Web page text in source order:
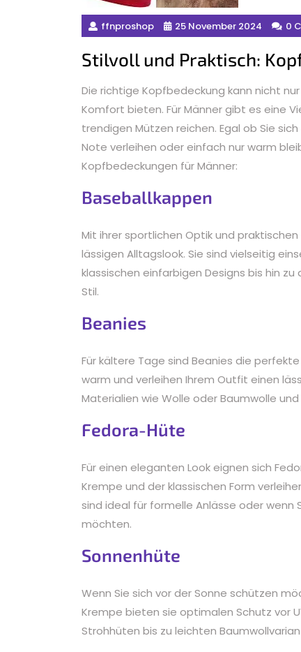
ffnproshop 25 November 2024 0
Stilvoll und Praktisch:
Die richtige Kopfbedeckung kann nicht
Komfort bieten. Für Männer gibt es eine
trendigen Mützen reichen. Egal ob Sie
Note verleihen oder einfach nur warm
Kopfbedeckungen für Männer:
Baseballkappen
Mit ihrer sportlichen Optik und
lässigen Alltagslook. Sie sind vielseitig
klassischen einfarbigen Designs bis hin
Stil.
Beanies
Für kältere Tage sind Beanies die
warm und verleihen Ihrem Outfit einen
Materialien wie Wolle oder Baumwolle
Fedora-Hüte
Für einen eleganten Look eignen sich
Krempe und der klassischen Form
sind ideal für formelle Anlässe oder wenn
möchten.
Sonnenhüte
Wenn Sie sich vor der Sonne schützen
Krempe bieten sie optimalen Schutz vor
Strohhüten bis zu leichten